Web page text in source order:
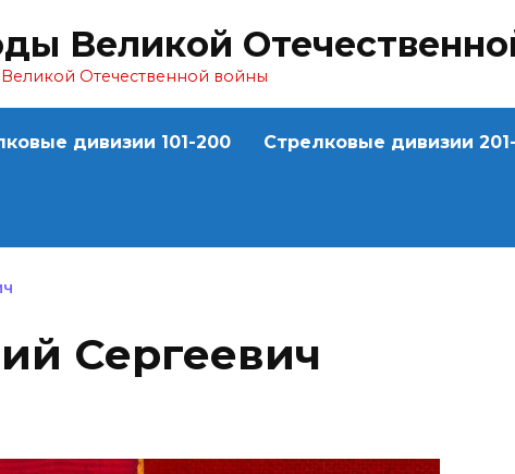
Великой
Отечественной войны
дивизии 101-200 Стрелковые дивизии
Сергеевич